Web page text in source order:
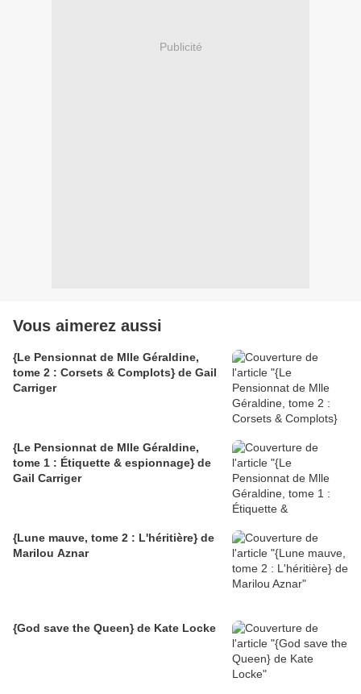
Publicité
Vous aimerez aussi
{Le Pensionnat de Mlle Géraldine,
tome 2 : Corsets & Complots} de Gail
Carriger
{Le Pensionnat de Mlle Géraldine,
tome 1 : Étiquette & espionnage} de
Gail Carriger
{Lune mauve, tome 2 : L'héritière} de
Marilou Aznar
{God save the Queen} de Kate Locke